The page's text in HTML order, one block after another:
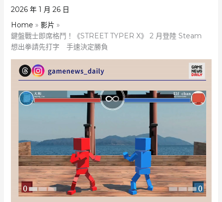
2026 年 1 月 26 日
Home
影片
鍵盤戰士即席格鬥！《STREET TYPER X》 2 月登陸 Steam
想出拳請先打字 手速決定勝負